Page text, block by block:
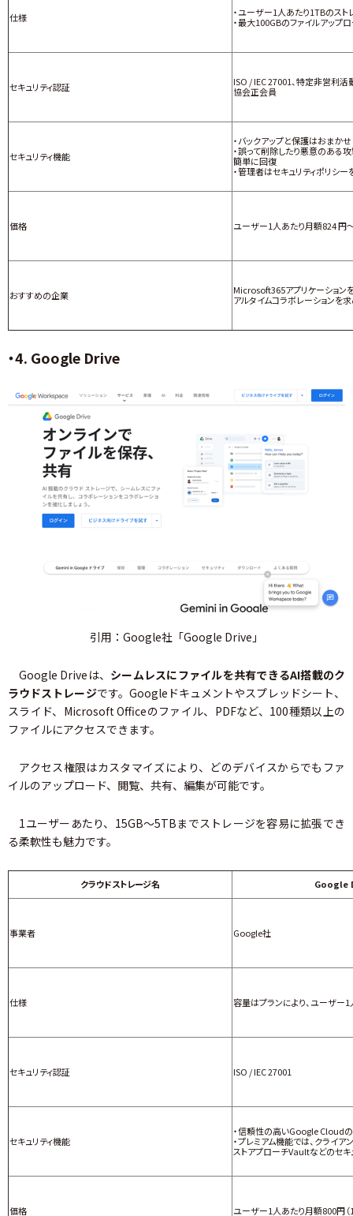
仕様
・ユーザー1人あたり1TBのスト
・最大100GBのファイルアップ
セキュリティ認証
ISO / IEC 27001、特定非営利活
協会正会員
セキュリティ機能
・バックアップと保護はおまかせ
・誤って削除したり悪意のある
簡単に回復
・管理者はセキュリティポリシ
価格 ユーザー1人あたり月額824 円
おすすめの企業
Microsoft365アプリケーション
アルタイムコラボレーションを
・4. Google Drive
引用：Google社「Google Drive」
Google Driveは、 シームレスにファイルを共有できるAI搭載のク
ラウドストレージです。Googleドキュメントやスプレッドシート、
スライド、Microsoft Officeのファイル、PDFなど、100種類以上の
ファイルにアクセスできます。
アクセス権限はカスタマイズにより、どのデバイスからでもファ
イルのアップロード、閲覧、共有、編集が可能です。
1ユーザーあたり、15GB～5TBまでストレージを容易に拡張でき
る柔軟性も魅力です。
クラウドストレージ名 Google
事業者 Google社
仕様 容量はプランにより、ユーザー
セキュリティ認証 ISO / IEC 27001
セキュリティ機能
・信頼性の高いGoogle Cloud
・プレミアム機能では、クライ
ストアプローチVaultなどのセ
価格 ユーザー1人あたり月額800円（